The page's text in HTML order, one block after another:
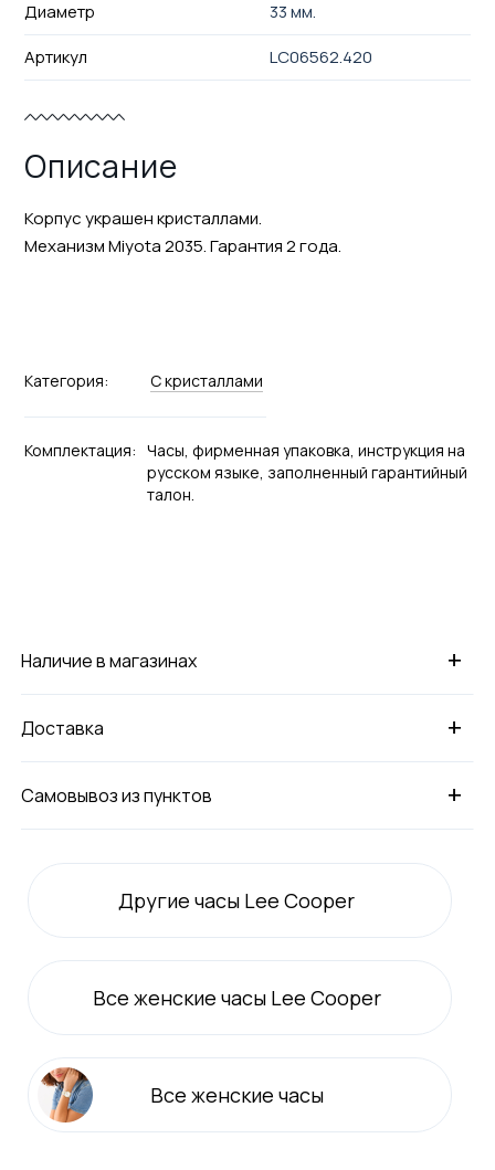
Диаметр
33 мм.
Артикул
LC06562.420
Описание
Корпус украшен кристаллами.
Механизм Miyota 2035. Гарантия 2 года.
Категория: С кристаллами
Комплектация: Часы, фирменная упаковка, инструкция на
русском языке, заполненный гарантийный
талон.
+
Наличие в магазинах
+
Доставка
+
Самовывоз из пунктов
Другие часы Lee Cooper
Все женские часы Lee Cooper
Все женские часы